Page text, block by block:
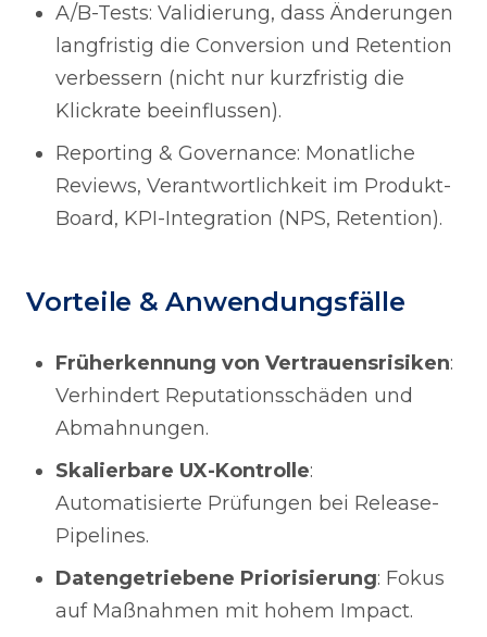
A/B-Tests: Validierung, dass Änderungen
langfristig die Conversion und Retention
verbessern (nicht nur kurzfristig die
Klickrate beeinflussen).
Reporting & Governance: Monatliche
Reviews, Verantwortlichkeit im Produkt-
Board, KPI-Integration (NPS, Retention).
Vorteile & Anwendungsfälle
Früherkennung von Vertrauensrisiken:
Verhindert Reputationsschäden und
Abmahnungen.
Skalierbare UX-Kontrolle:
Automatisierte Prüfungen bei Release-
Pipelines.
Datengetriebene Priorisierung: Fokus
auf Maßnahmen mit hohem Impact.